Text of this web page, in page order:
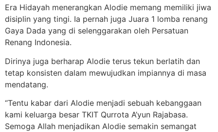
Era Hidayah menerangkan Alodie memang memiliki jiwa
disiplin yang tingi. Ia pernah juga Juara 1 lomba renang
Gaya Dada yang di selenggarakan oleh Persatuan
Renang Indonesia.
Dirinya juga berharap Alodie terus tekun berlatih dan
tetap konsisten dalam mewujudkan impiannya di masa
mendatang.
“Tentu kabar dari Alodie menjadi sebuah kebanggaan
kami keluarga besar TKIT Qurrota A’yun Rajabasa.
Semoga Allah menjadikan Alodie semakin semangat